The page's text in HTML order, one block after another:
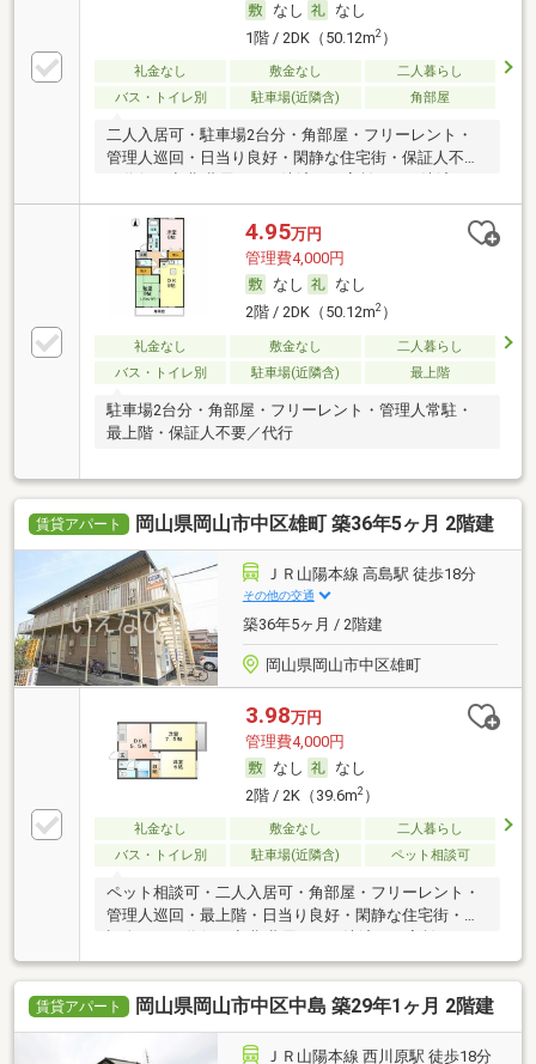
なし
なし
1階 / 2DK（50.12m2）
礼金なし 敷金なし
二人暮らし
バス・トイレ別
駐車場(近隣含) 角部屋
二人入居可・駐車場2台分・角部屋・フリーレント・
管理人巡回・日当り良好・閑静な住宅街・保証人不要
4.95万円
管理費4,000円
なし
なし
2階 / 2DK（50.12m2）
礼金なし 敷金なし
二人暮らし
バス・トイレ別
駐車場(近隣含) 最上階
駐車場2台分・角部屋・フリーレント・管理人常駐・
最上階・保証人不要／代行
賃貸アパート 岡山県岡山市中区雄町 築36年5ヶ月 2階建
ＪＲ山陽本線 高島駅 徒歩18分
その他の交通
築36年5ヶ月 / 2階建
岡山県岡山市中区雄町
3.98万円
管理費4,000円
なし
なし
2階 / 2K（39.6m2）
礼金なし 敷金なし
二人暮らし
バス・トイレ別
駐車場(近隣含) ペット相談可
ペット相談可・二人入居可・角部屋・フリーレント・
管理人巡回・最上階・日当り良好・閑静な住宅街・保
決済可
賃貸アパート 岡山県岡山市中区中島 築29年1ヶ月 2階建
ＪＲ山陽本線 西川原駅 徒歩18分